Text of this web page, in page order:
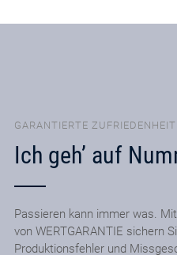
GARANTIERTE ZUFRIEDENHEIT
Ich geh’ auf
Passieren kann immer was.
von WERTGARANTIE sichern
Produktionsfehler und